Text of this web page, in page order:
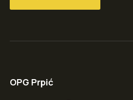
OPG Prpić